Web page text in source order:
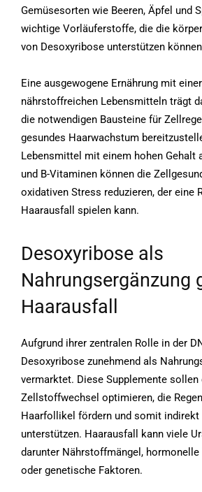
Gemüsesorten wie Beeren, Äpfel und
wichtige Vorläuferstoffe, die die
von Desoxyribose unterstützen
Eine ausgewogene Ernährung mit
nährstoffreichen Lebensmitteln trägt
die notwendigen Bausteine für
gesundes Haarwachstum
Lebensmittel mit einem hohen Gehalt
und B-Vitaminen können die
oxidativen Stress reduzieren, der eine
Haarausfall spielen kann.
Desoxyribose als
Nahrungsergänzung
Haarausfall
Aufgrund ihrer zentralen Rolle in der
Desoxyribose zunehmend als
vermarktet. Diese Supplemente sollen
Zellstoffwechsel optimieren, die
Haarfollikel fördern und somit
unterstützen. Haarausfall kann viele
darunter Nährstoffmängel, hormonelle
oder genetische Faktoren.